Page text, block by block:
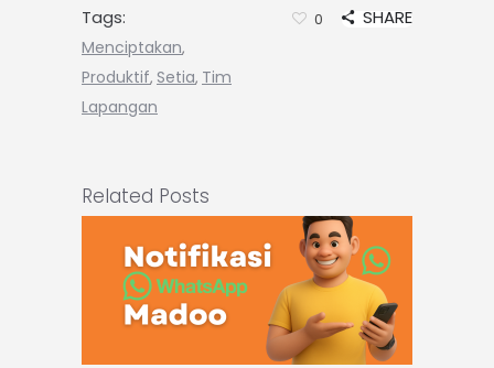
Tags:
Menciptakan,
Produktif, Setia, Tim
Lapangan
0 SHARE
Related Posts